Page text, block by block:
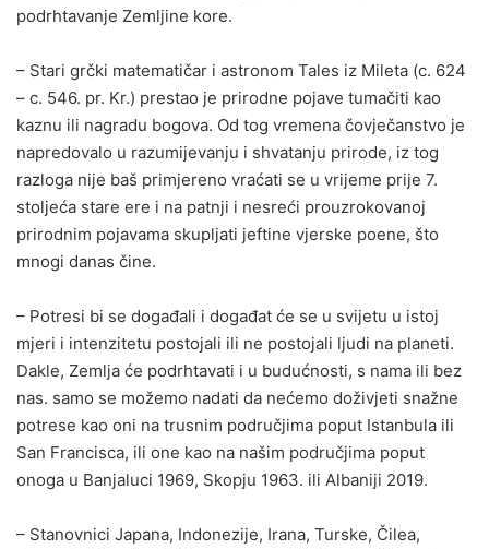
podrhtavanje Zemljine kore.
– Stari grčki matematičar i astronom Tales iz Mileta (c. 624
– c. 546. pr. Kr.) prestao je prirodne pojave tumačiti kao
kaznu ili nagradu bogova. Od tog vremena čovječanstvo je
napredovalo u razumijevanju i shvatanju prirode, iz tog
razloga nije baš primjereno vraćati se u vrijeme prije 7.
stoljeća stare ere i na patnji i nesreći prouzrokovanoj
prirodnim pojavama skupljati jeftine vjerske poene, što
mnogi danas čine.
– Potresi bi se događali i događat će se u svijetu u istoj
mjeri i intenzitetu postojali ili ne postojali ljudi na planeti.
Dakle, Zemlja će podrhtavati i u budućnosti, s nama ili bez
nas. samo se možemo nadati da nećemo doživjeti snažne
potrese kao oni na trusnim područjima poput Istanbula ili
San Francisca, ili one kao na našim područjima poput
onoga u Banjaluci 1969, Skopju 1963. ili Albaniji 2019.
– Stanovnici Japana, Indonezije, Irana, Turske, Čilea,